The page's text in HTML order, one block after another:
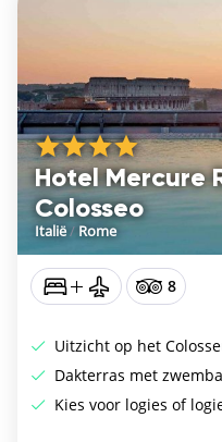
Hotel Mercure
Colosseo
Italië/ Rome
8
Uitzicht op het
Dakterras met
Kies voor logies of